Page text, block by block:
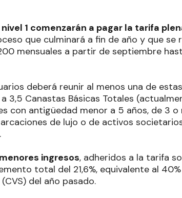
1 comenzarán a pagar la tarifa
que culminará a fin de año y que se
mensuales a partir de septiembre
deberá reunir al menos una de
3,5 Canastas Básicas Totales
con antigüedad menor a 5 años, de 3 o
de lujo o de activos
ingresos, adheridos a la tarifa
total del 21,6%, equivalente al
del año pasado.